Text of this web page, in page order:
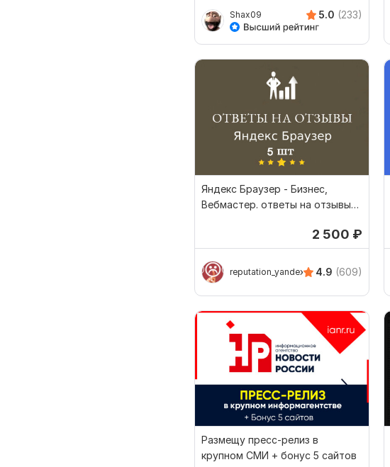
Shax09 5.0 (233)
Яндекс Браузер - Бизнес,
Вебмастер. ответы на отзывы
2 500 ₽
reputation_yandex 4.9 (609)
Размещу пресс-релиз в
крупном СМИ + бонус 5 сайтов